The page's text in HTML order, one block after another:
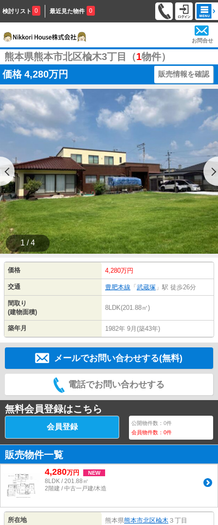
検討リスト 0 最近見た物件 0
お問合せ
熊本県熊本市北区楡木3丁目（1物件）
価格 4,280万円 販売情報を確認
1 / 4
価格 4,280万円
交通 豊肥本線 「 武蔵塚 」駅 徒歩26分
間取り
(建物面積)
8LDK(201.88㎡)
築年月 1982年 9月(築43年)
メールでお問い合わせする(無料)
電話でお問い合わせする
無料会員登録はこちら
会員登録 公開物件数：0件
会員物件数：0件
販売物件一覧
4,280万円 NEW
8LDK / 201.88㎡
2階建 / 中古一戸建/木造
所在地 熊本県熊本市北区楡木 ３丁目